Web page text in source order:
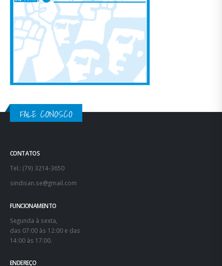
FALE CONOSCO
CONTATOS
Tel.: (79) 3214-3650
sindisan.se@gmail.com
FUNCIONAMENTO
Segunda à sexta,
das 07:00 às 12:00 e das
14:00 às 17:00.
ENDEREÇO